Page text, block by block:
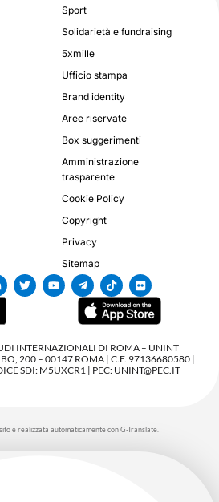
Sport
Solidarietà e fundraising
5xmille
Ufficio stampa
Brand identity
Aree riservate
Box suggerimenti
Amministrazione
trasparente
Cookie Policy
Copyright
Privacy
Sitemap
INTERNAZIONALI DI ROMA – UNINT
200 – 00147 ROMA | C.F. 97136680580 |
SDI: M5UXCR1 | PEC: UNINT@PEC.IT
è realizzata automaticamente con G-Translate.